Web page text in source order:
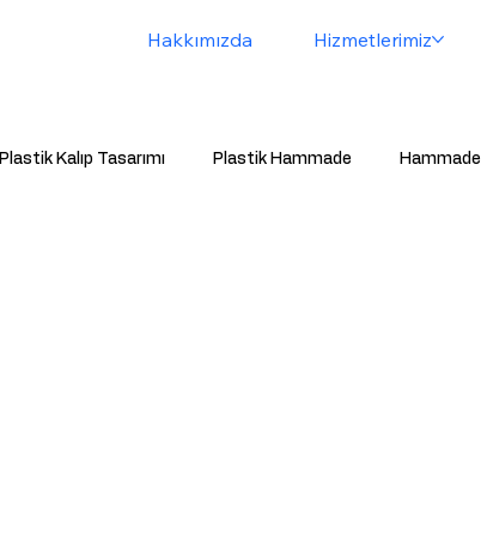
Hakkımızda Hizmetlerimiz
Plastik Kalıp Tasarımı Plastik Hammade Hammade